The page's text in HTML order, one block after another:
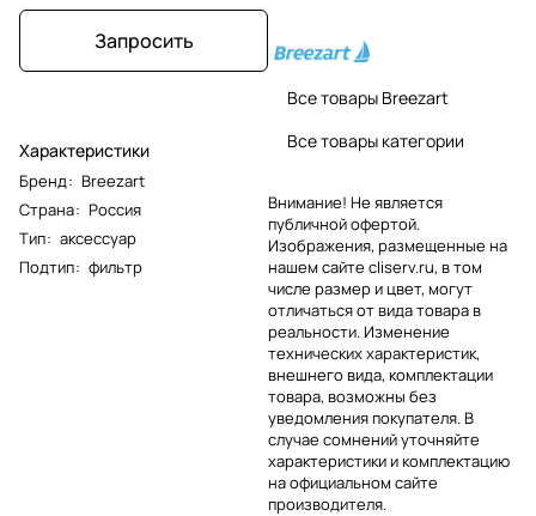
Запросить
Характеристики
Бренд: Breezart
Страна: Россия
Тип: аксессуар
Подтип: фильтр
Все товары Breezart
Все товары категории
Внимание! Не является
публичной офертой.
Изображения, размещенные на
нашем сайте cliserv.ru, в том
числе размер и цвет, могут
отличаться от вида товара в
реальности. Изменение
технических характеристик,
внешнего вида, комплектации
товара, возможны без
уведомления покупателя. В
случае сомнений уточняйте
характеристики и комплектацию
на официальном сайте
производителя.